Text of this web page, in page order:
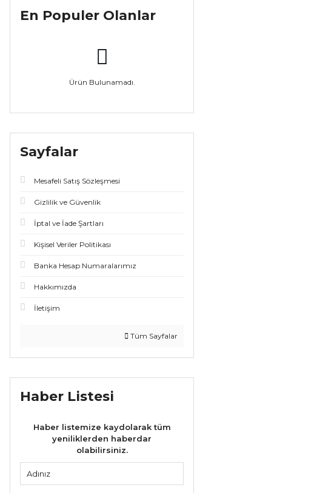
En Populer Olanlar
Ürün Bulunamadı.
Sayfalar
Mesafeli Satış Sözleşmesi
Gizlilik ve Güvenlik
İptal ve İade Şartları
Kişisel Veriler Politikası
Banka Hesap Numaralarımız
Hakkımızda
İletişim
Tüm Sayfalar
Haber Listesi
Haber listemize kaydolarak tüm
yeniliklerden haberdar
olabilirsiniz.